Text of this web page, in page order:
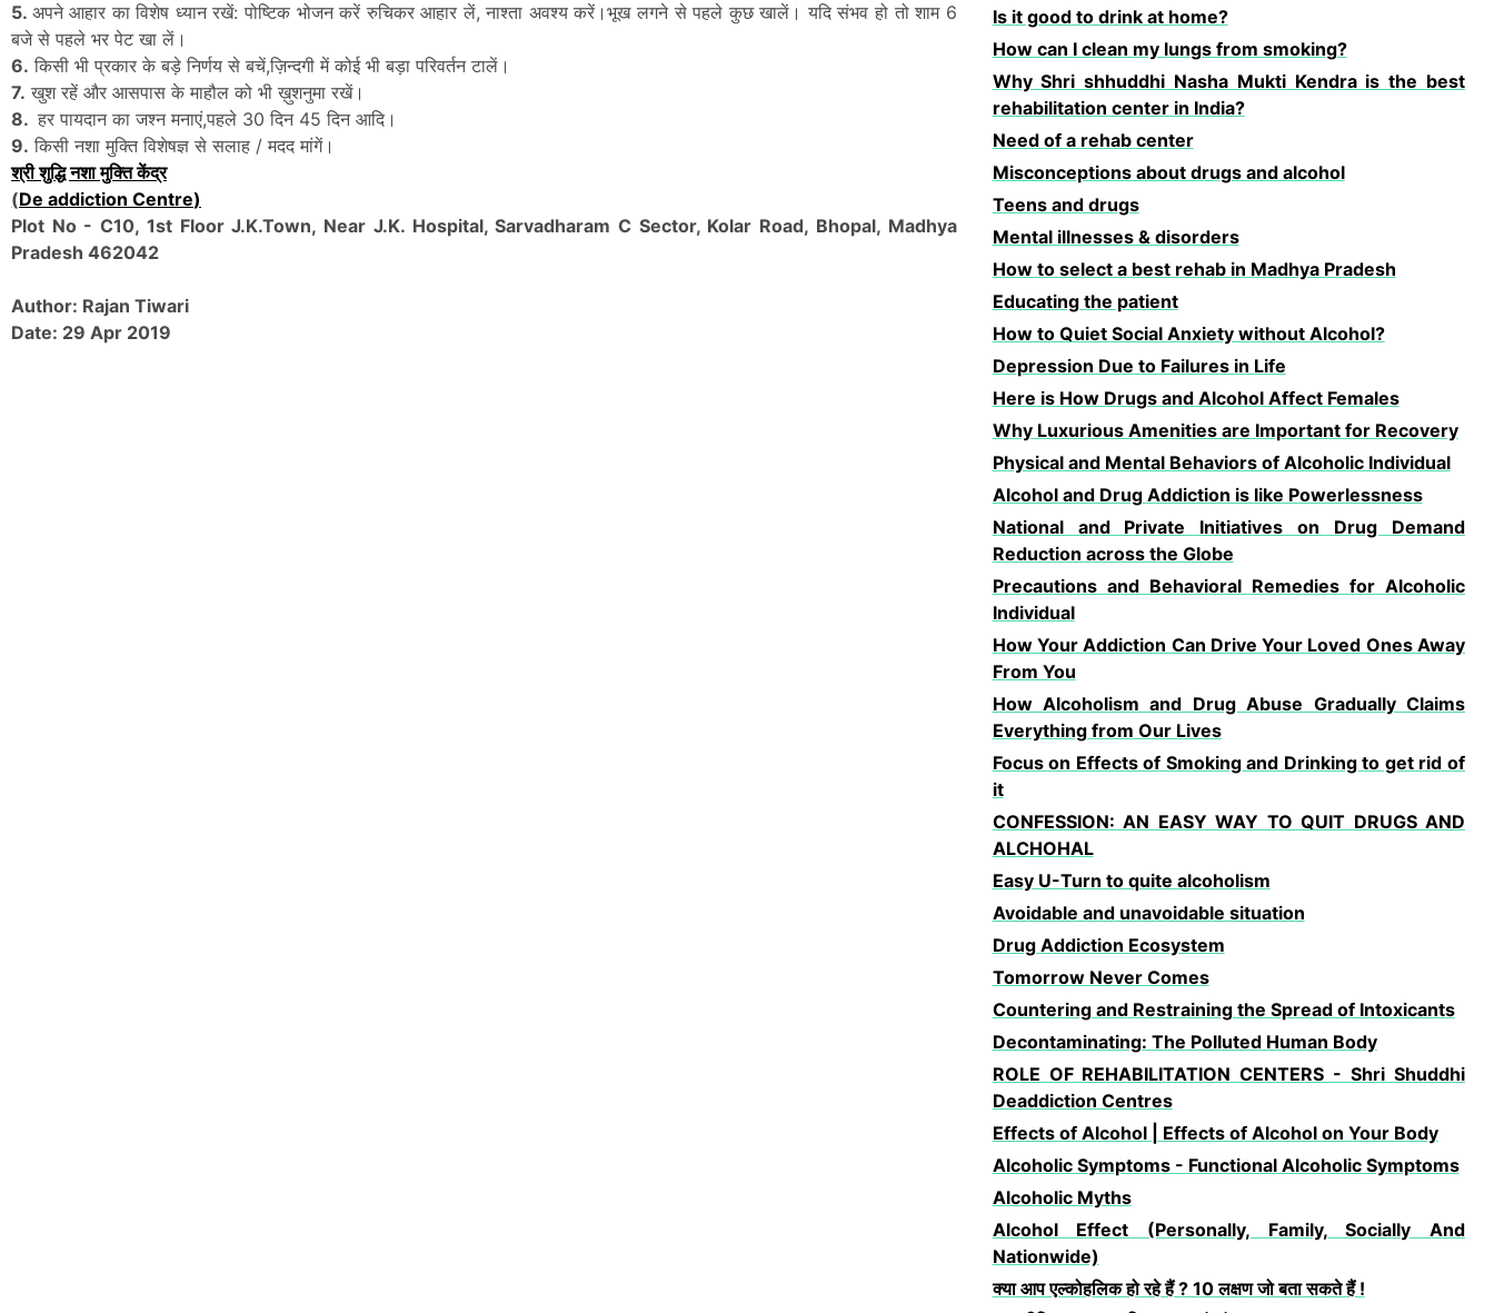
5. अपने आहार का विशेष ध्यान रखें: पोष्टिक भोजन करें रुचिकर आहार लें, नाश्ता अवश्य करें।भूख लगने से पहले कुछ खालें। यदि संभव हो तो शाम 6
बजे से पहले भर पेट खा लें।
6. किसी भी प्रकार के बड़े निर्णय से बचें,ज़िन्दगी में कोई भी बड़ा परिवर्तन टालें।
7. खुश रहें और आसपास के माहौल को भी ख़ुशनुमा रखें।
8. हर पायदान का जश्न मनाएं,पहले 30 दिन 45 दिन आदि।
9. किसी नशा मुक्ति विशेषज्ञ से सलाह / मदद मांगें।
श्री शुद्धि नशा मुक्ति केंद्र
(De addiction Centre)
Plot No - C10, 1st Floor J.K.Town, Near J.K. Hospital, Sarvadharam C Sector, Kolar Road, Bhopal, Madhya
Pradesh 462042
Author: Rajan Tiwari
Date: 29 Apr 2019
Is it good to drink at home?
How can I clean my lungs from smoking?
Why Shri shhuddhi Nasha Mukti Kendra is the best
rehabilitation center in India?
Need of a rehab center
Misconceptions about drugs and alcohol
Teens and drugs
Mental illnesses & disorders
How to select a best rehab in Madhya Pradesh
Educating the patient
How to Quiet Social Anxiety without Alcohol?
Depression Due to Failures in Life
Here is How Drugs and Alcohol Affect Females
Why Luxurious Amenities are Important for Recovery
Physical and Mental Behaviors of Alcoholic Individual
Alcohol and Drug Addiction is like Powerlessness
National and Private Initiatives on Drug Demand
Reduction across the Globe
Precautions and Behavioral Remedies for Alcoholic
Individual
How Your Addiction Can Drive Your Loved Ones Away
From You
How Alcoholism and Drug Abuse Gradually Claims
Everything from Our Lives
Focus on Effects of Smoking and Drinking to get rid of
it
CONFESSION: AN EASY WAY TO QUIT DRUGS AND
ALCHOHAL
Easy U-Turn to quite alcoholism
Avoidable and unavoidable situation
Drug Addiction Ecosystem
Tomorrow Never Comes
Countering and Restraining the Spread of Intoxicants
Decontaminating: The Polluted Human Body
ROLE OF REHABILITATION CENTERS - Shri Shuddhi
Deaddiction Centres
Effects of Alcohol | Effects of Alcohol on Your Body
Alcoholic Symptoms - Functional Alcoholic Symptoms
Alcoholic Myths
Alcohol Effect (Personally, Family, Socially And
Nationwide)
क्या आप एल्कोहलिक हो रहे हैं ? 10 लक्षण जो बता सकते हैं !